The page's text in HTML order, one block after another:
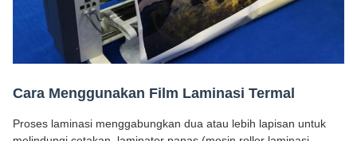
Cara Menggunakan Film Laminasi Termal
Proses laminasi menggabungkan dua atau lebih lapisan untuk